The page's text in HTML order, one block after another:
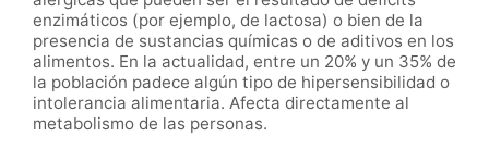
enzimáticos (por ejemplo, de lactosa) o bien de la
presencia de sustancias químicas o de aditivos en los
alimentos. En la actualidad, entre un 20% y un 35% de
la población padece algún tipo de hipersensibilidad o
intolerancia alimentaria. Afecta directamente al
metabolismo de las personas.